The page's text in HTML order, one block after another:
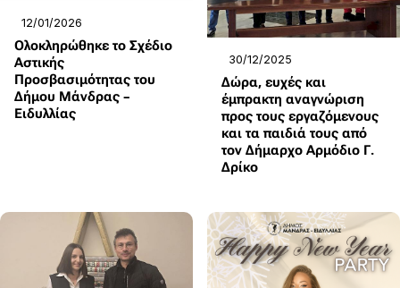
12/01/2026
Ολοκληρώθηκε το Σχέδιο
Αστικής
Προσβασιμότητας του
Δήμου Μάνδρας –
Ειδυλλίας
30/12/2025
Δώρα, ευχές και
έμπρακτη αναγνώριση
προς τους εργαζόμενους
και τα παιδιά τους από
τον Δήμαρχο Αρμόδιο Γ.
Δρίκο